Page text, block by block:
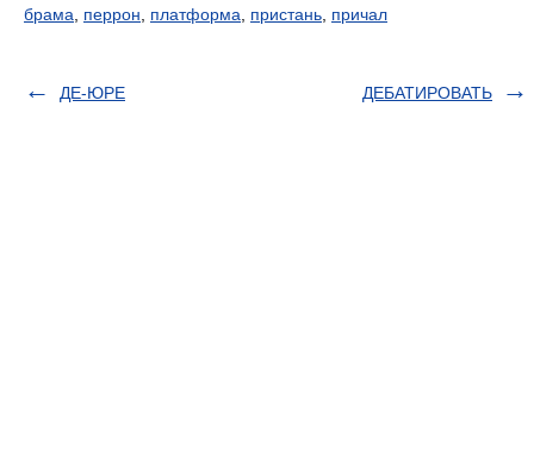
брама
перрон платформа пристань причал
ДЕ-ЮРЕ ДЕБАТИРОВАТЬ